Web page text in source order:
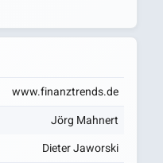
www.finanztrends.de
Jörg Mahnert
Dieter Jaworski